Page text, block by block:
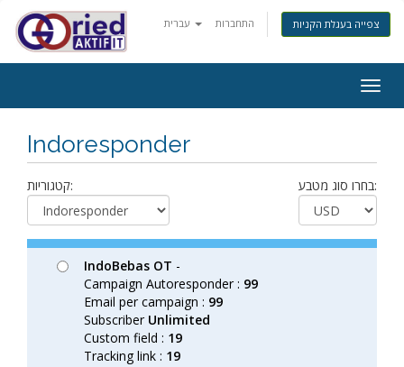
התחברות צפייה בעגלת הקניות
Indoresponder
קטגוריות: בחרו סוג מטבע:
IndoBebas OT -
Campaign Autoresponder : 99
Email per campaign : 99
Subscriber Unlimited
Custom field : 19
Tracking link : 19